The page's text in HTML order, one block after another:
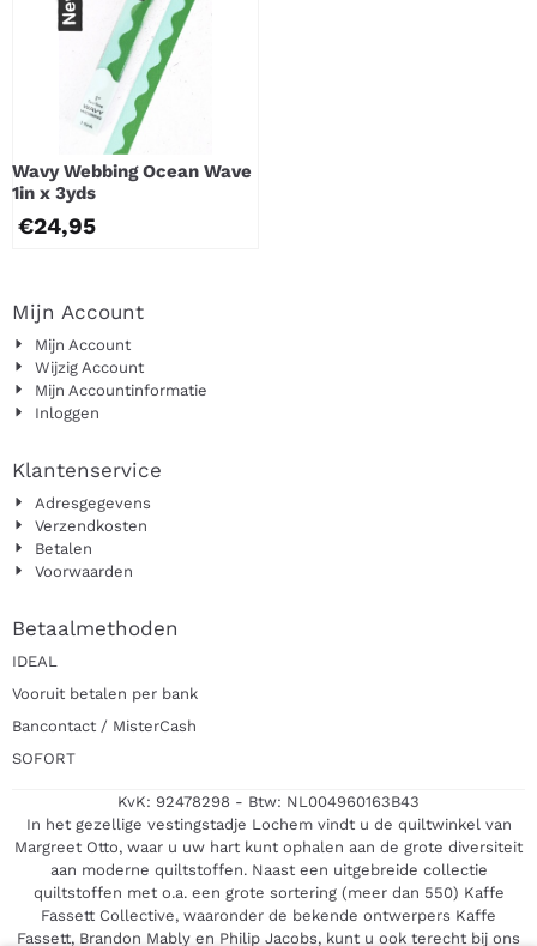
Wavy Webbing Ocean Wave
1in x 3yds
€24,95
Mijn Account
Mijn Account
Wijzig Account
Mijn Accountinformatie
Inloggen
Klantenservice
Adresgegevens
Verzendkosten
Betalen
Voorwaarden
Betaalmethoden
IDEAL
Vooruit betalen per bank
Bancontact / MisterCash
SOFORT
KvK: 92478298 - Btw: NL004960163B43
In het gezellige vestingstadje Lochem vindt u de quiltwinkel van
Margreet Otto, waar u uw hart kunt ophalen aan de grote diversiteit
aan moderne quiltstoffen. Naast een uitgebreide collectie
quiltstoffen met o.a. een grote sortering (meer dan 550) Kaffe
Fassett Collective, waaronder de bekende ontwerpers Kaffe
Fassett, Brandon Mably en Philip Jacobs, kunt u ook terecht bij ons